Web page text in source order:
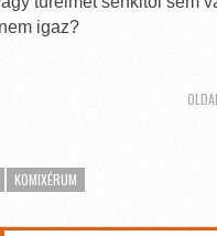
igaz?
KOMIXÉRUM